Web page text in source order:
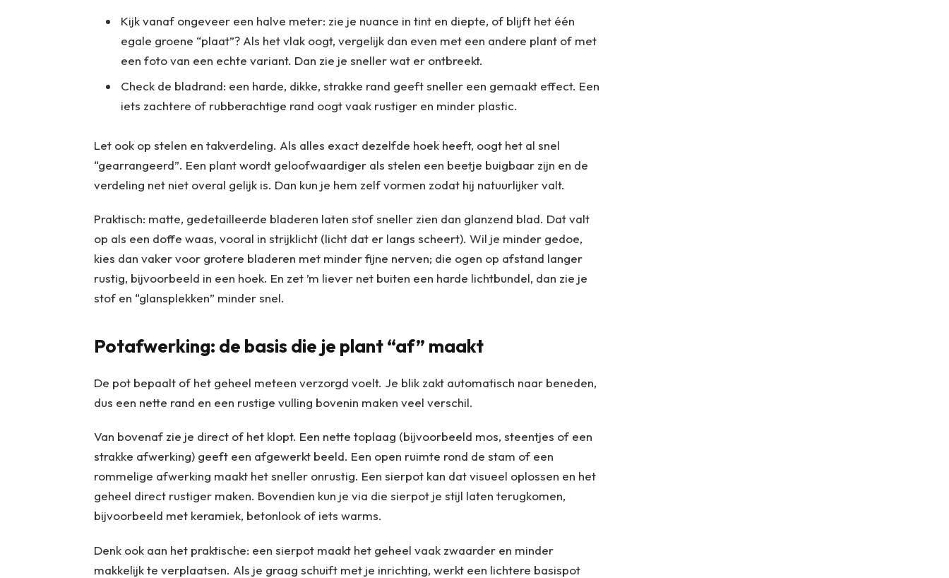
Kijk vanaf ongeveer een halve meter: zie je nuance in tint en diepte, of blijft het één
egale groene “plaat”? Als het vlak oogt, vergelijk dan even met een andere plant of met
een foto van een echte variant. Dan zie je sneller wat er ontbreekt.
Check de bladrand: een harde, dikke, strakke rand geeft sneller een gemaakt effect. Een
iets zachtere of rubberachtige rand oogt vaak rustiger en minder plastic.
Let ook op stelen en takverdeling. Als alles exact dezelfde hoek heeft, oogt het al snel
“gearrangeerd”. Een plant wordt geloofwaardiger als stelen een beetje buigbaar zijn en de
verdeling net niet overal gelijk is. Dan kun je hem zelf vormen zodat hij natuurlijker valt.
Praktisch: matte, gedetailleerde bladeren laten stof sneller zien dan glanzend blad. Dat valt
op als een doffe waas, vooral in strijklicht (licht dat er langs scheert). Wil je minder gedoe,
kies dan vaker voor grotere bladeren met minder fijne nerven; die ogen op afstand langer
rustig, bijvoorbeeld in een hoek. En zet ’m liever net buiten een harde lichtbundel, dan zie je
stof en “glansplekken” minder snel.
Potafwerking: de basis die je plant “af” maakt
De pot bepaalt of het geheel meteen verzorgd voelt. Je blik zakt automatisch naar beneden,
dus een nette rand en een rustige vulling bovenin maken veel verschil.
Van bovenaf zie je direct of het klopt. Een nette toplaag (bijvoorbeeld mos, steentjes of een
strakke afwerking) geeft een afgewerkt beeld. Een open ruimte rond de stam of een
rommelige afwerking maakt het sneller onrustig. Een sierpot kan dat visueel oplossen en het
geheel direct rustiger maken. Bovendien kun je via die sierpot je stijl laten terugkomen,
bijvoorbeeld met keramiek, betonlook of iets warms.
Denk ook aan het praktische: een sierpot maakt het geheel vaak zwaarder en minder
makkelijk te verplaatsen. Als je graag schuift met je inrichting, werkt een lichtere basispot